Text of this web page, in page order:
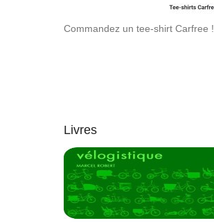
Commandez un tee-shirt Carfree !
Livres